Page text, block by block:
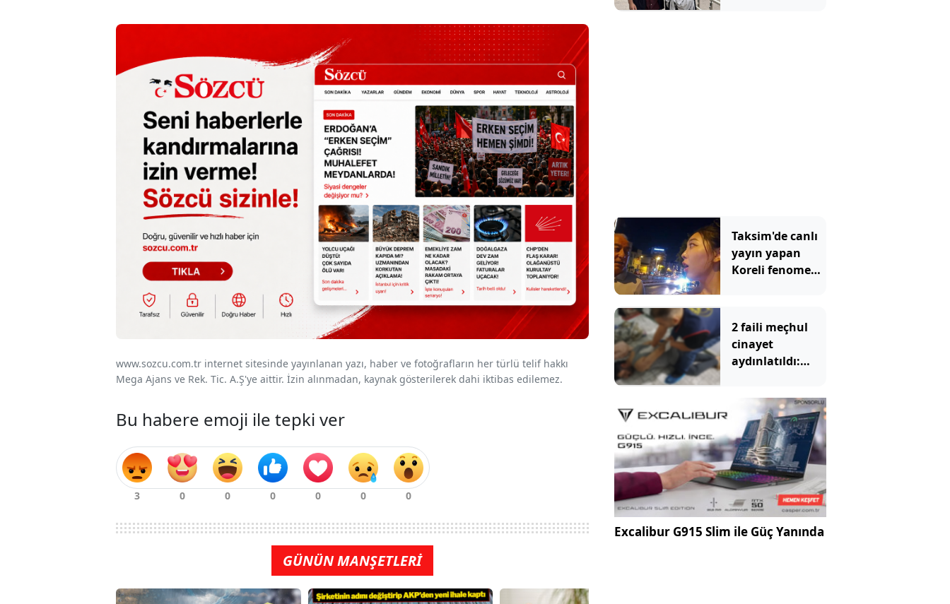
www.sozcu.com.tr internet sitesinde yayınlanan yazı, haber ve fotoğrafların her türlü telif hakkı
Mega Ajans ve Rek. Tic. A.Ş'ye aittir. İzin alınmadan, kaynak gösterilerek dahi iktibas edilemez.
Bu habere emoji ile tepki ver
GÜNÜN MANŞETLERİ
Taksim'de canlı
yayın yapan
Koreli fenomene
2 faili meçhul
cinayet
aydınlatıldı:
duyurdu
Excalibur G915 Slim ile Güç Yanında